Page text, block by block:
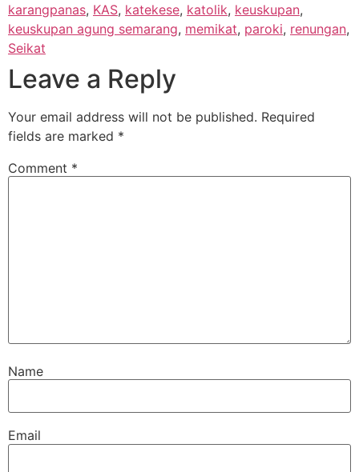
karangpanas, KAS, katekese, katolik, keuskupan,
keuskupan agung semarang, memikat, paroki, renungan,
Seikat
Leave a Reply
Your email address will not be published. Required
fields are marked *
Comment *
Name
Email